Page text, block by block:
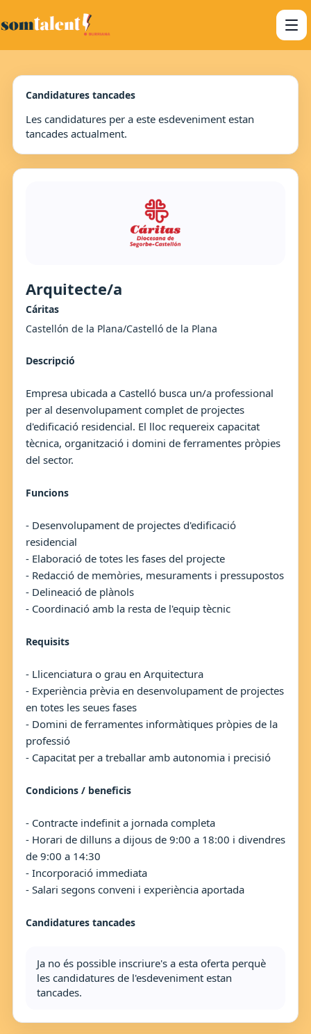
Candidatures tancades
Les candidatures per a este esdeveniment estan
tancades actualment.
Arquitecte/a
Cáritas
Castellón de la Plana/Castelló de la Plana
Descripció
Empresa ubicada a Castelló busca un/a professional
per al desenvolupament complet de projectes
d'edificació residencial. El lloc requereix capacitat
tècnica, organització i domini de ferramentes pròpies
del sector.
Funcions
- Desenvolupament de projectes d'edificació
residencial
- Elaboració de totes les fases del projecte
- Redacció de memòries, mesuraments i pressupostos
- Delineació de plànols
- Coordinació amb la resta de l'equip tècnic
Requisits
- Llicenciatura o grau en Arquitectura
- Experiència prèvia en desenvolupament de projectes
en totes les seues fases
- Domini de ferramentes informàtiques pròpies de la
professió
- Capacitat per a treballar amb autonomia i precisió
Condicions / beneficis
- Contracte indefinit a jornada completa
- Horari de dilluns a dijous de 9:00 a 18:00 i divendres
de 9:00 a 14:30
- Incorporació immediata
- Salari segons conveni i experiència aportada
Candidatures tancades
Ja no és possible inscriure's a esta oferta perquè
les candidatures de l'esdeveniment estan
tancades.